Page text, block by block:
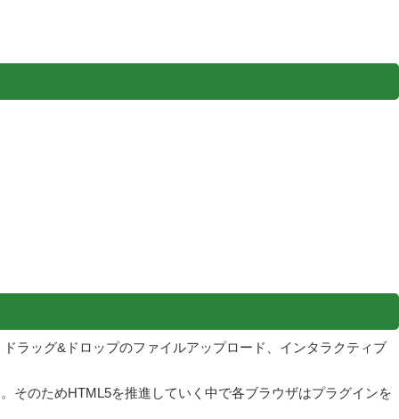
ラッグ&ドロップのファイルアップロード、インタラクティブ
そのためHTML5を推進していく中で各ブラウザはプラグインを